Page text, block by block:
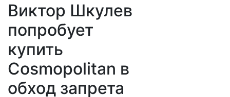
Виктор Шкулев
попробует
купить
Cosmopolitan в
обход запрета